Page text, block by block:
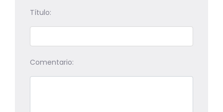
Título:
Comentario: